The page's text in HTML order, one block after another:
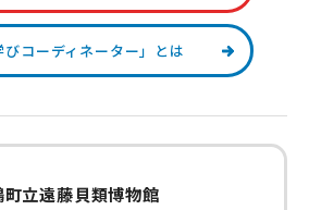
びコーディネーター」とは
町立遠藤貝類博物館